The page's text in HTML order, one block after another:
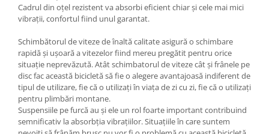
Cadrul din oțel rezistent va absorbi eficient chiar și cele mai mici
vibrații, confortul fiind unul garantat.
Schimbătorul de viteze de înaltă calitate asigură o schimbare
rapidă și ușoară a vitezelor fiind mereu pregătit pentru orice
situație neprevăzută. Atât schimbatorul de viteze cât și frânele pe
disc fac această bicicletă să fie o alegere avantajoasă indiferent de
tipul de utilizare, fie că o utilizați în viața de zi cu zi, fie că o utilizați
pentru plimbări montane.
Suspensiile pe furcă au și ele un rol foarte important contribuind
semnificativ la absorbția vibrațiilor. Situațiile în care suntem